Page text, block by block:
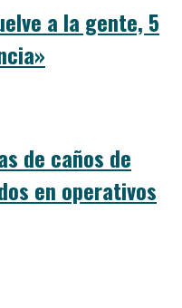
a la gente, 5
de caños de
en operativos